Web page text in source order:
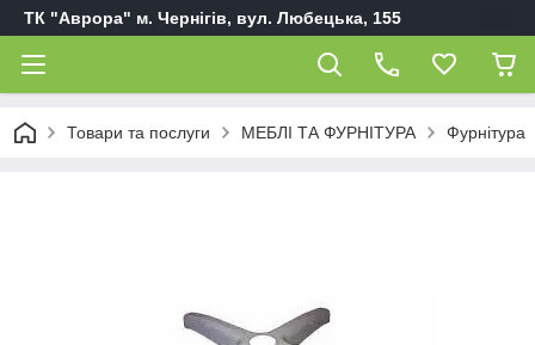
ТК "Аврора" м. Чернігів, вул. Любецька, 155
Товари та послуги МЕБЛІ ТА ФУРНІТУРА Фурнітура